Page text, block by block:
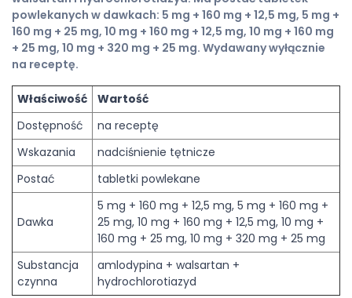
powlekanych w dawkach: 5 mg + 160 mg + 12,5 mg, 5 mg +
160 mg + 25 mg, 10 mg + 160 mg + 12,5 mg, 10 mg + 160 mg
+ 25 mg, 10 mg + 320 mg + 25 mg. Wydawany wyłącznie
na receptę.
Właściwość
Wartość
Dostępność
na receptę
Wskazania
nadciśnienie tętnicze
Postać
tabletki powlekane
Dawka
5 mg + 160 mg + 12,5 mg, 5 mg + 160 mg +
25 mg, 10 mg + 160 mg + 12,5 mg, 10 mg +
160 mg + 25 mg, 10 mg + 320 mg + 25 mg
Substancja
czynna
amlodypina + walsartan +
hydrochlorotiazyd